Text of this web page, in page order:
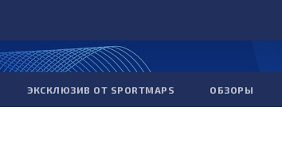
ЭКСКЛЮЗИВ ОТ SPORTMAPS ОБЗОРЫ